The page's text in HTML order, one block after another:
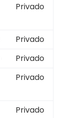
Privado
Privado
Privado
Privado
Privado